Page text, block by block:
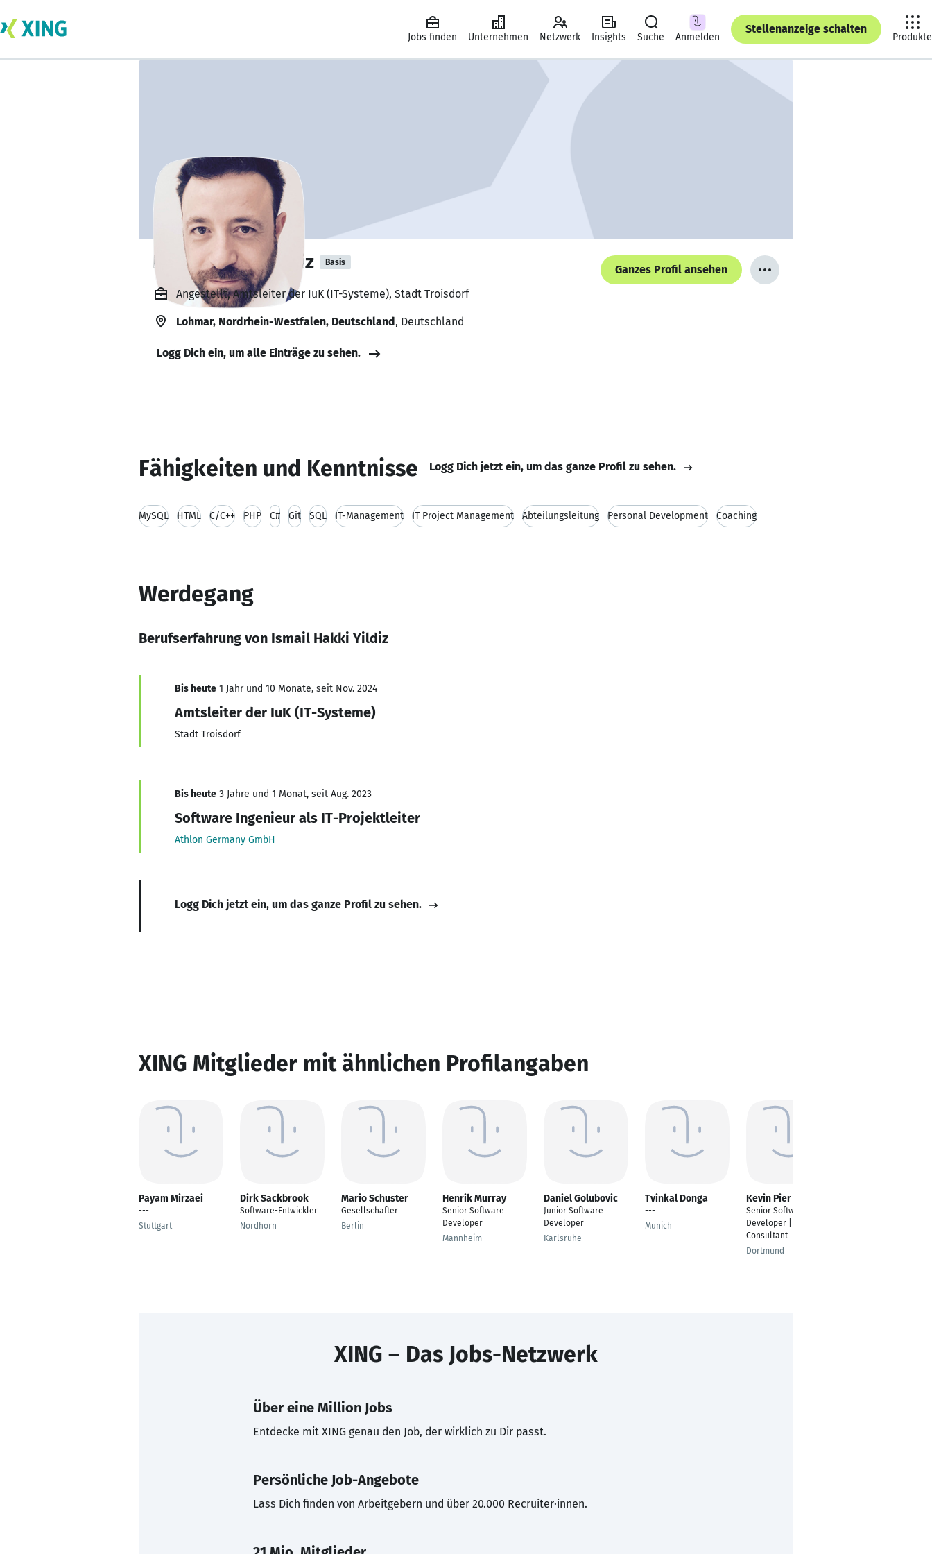
Jobs finden Unternehmen Netzwerk Insights Suche Anmelden
Stellenanzeige schalten
Produkte
Ismail Hakki Yildiz Basis
Ganzes Profil ansehen
Angestellt, Amtsleiter der IuK (IT-Systeme), Stadt Troisdorf
Lohmar, Nordrhein-Westfalen, Deutschland, Deutschland
Logg Dich ein, um alle Einträge zu sehen.
Fähigkeiten und Kenntnisse Logg Dich jetzt ein, um das ganze Profil zu sehen.
MySQL HTML C/C++ PHP C# Git SQL IT-Management IT Project Management Abteilungsleitung Personal Development Coaching
Werdegang
Berufserfahrung von Ismail Hakki Yildiz
Bis heute 1 Jahr und 10 Monate, seit Nov. 2024
Amtsleiter der IuK (IT-Systeme)
Stadt Troisdorf
Bis heute 3 Jahre und 1 Monat, seit Aug. 2023
Software Ingenieur als IT-Projektleiter
Athlon Germany GmbH
Logg Dich jetzt ein, um das ganze Profil zu sehen.
XING Mitglieder mit ähnlichen Profilangaben
Payam Mirzaei
---
Stuttgart
Dirk Sackbrook
Software-Entwickler
Nordhorn
Mario Schuster
Gesellschafter
Berlin
Henrik Murray
Senior Software
Developer
Mannheim
Daniel Golubovic
Junior Software
Developer
Karlsruhe
Tvinkal Donga
---
Munich
Kevin Pier
Senior Software-
Developer |
Consultant
Dortmund
XING – Das Jobs-Netzwerk
Über eine Million Jobs
Entdecke mit XING genau den Job, der wirklich zu Dir passt.
Persönliche Job-Angebote
Lass Dich finden von Arbeitgebern und über 20.000 Recruiter·innen.